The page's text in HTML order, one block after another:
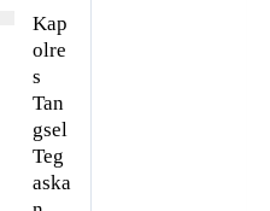
Kap
olre
s
Tan
gsel
Teg
aska